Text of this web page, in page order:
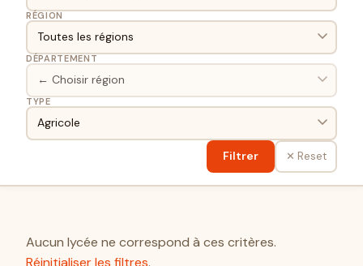
RÉGION
DÉPARTEMENT
TYPE
Filtrer ✕ Reset
Aucun lycée ne correspond à ces critères.
Réinitialiser les filtres.